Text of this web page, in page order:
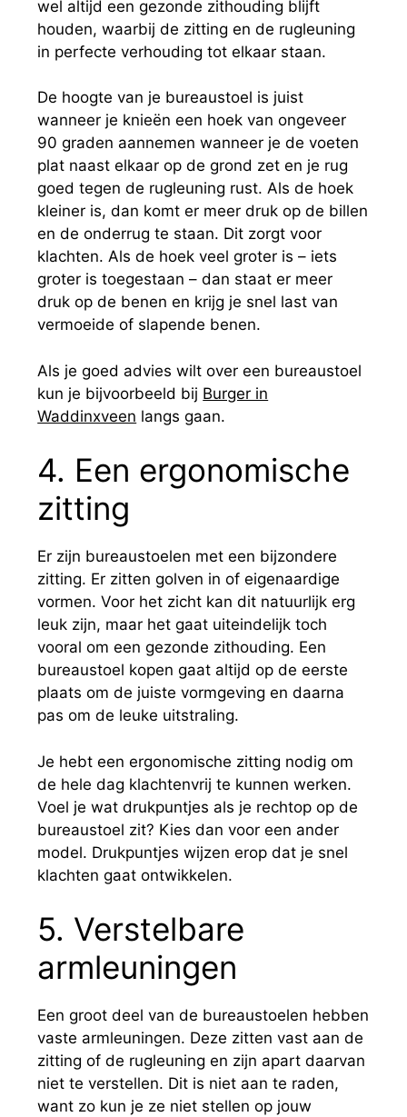
wel altijd een gezonde zithouding blijft
houden, waarbij de zitting en de rugleuning
in perfecte verhouding tot elkaar staan.
De hoogte van je bureaustoel is juist
wanneer je knieën een hoek van ongeveer
90 graden aannemen wanneer je de voeten
plat naast elkaar op de grond zet en je rug
goed tegen de rugleuning rust. Als de hoek
kleiner is, dan komt er meer druk op de billen
en de onderrug te staan. Dit zorgt voor
klachten. Als de hoek veel groter is – iets
groter is toegestaan – dan staat er meer
druk op de benen en krijg je snel last van
vermoeide of slapende benen.
Als je goed advies wilt over een bureaustoel
kun je bijvoorbeeld bij Burger in
Waddinxveen langs gaan.
4. Een ergonomische
zitting
Er zijn bureaustoelen met een bijzondere
zitting. Er zitten golven in of eigenaardige
vormen. Voor het zicht kan dit natuurlijk erg
leuk zijn, maar het gaat uiteindelijk toch
vooral om een gezonde zithouding. Een
bureaustoel kopen gaat altijd op de eerste
plaats om de juiste vormgeving en daarna
pas om de leuke uitstraling.
Je hebt een ergonomische zitting nodig om
de hele dag klachtenvrij te kunnen werken.
Voel je wat drukpuntjes als je rechtop op de
bureaustoel zit? Kies dan voor een ander
model. Drukpuntjes wijzen erop dat je snel
klachten gaat ontwikkelen.
5. Verstelbare
armleuningen
Een groot deel van de bureaustoelen hebben
vaste armleuningen. Deze zitten vast aan de
zitting of de rugleuning en zijn apart daarvan
niet te verstellen. Dit is niet aan te raden,
want zo kun je ze niet stellen op jouw